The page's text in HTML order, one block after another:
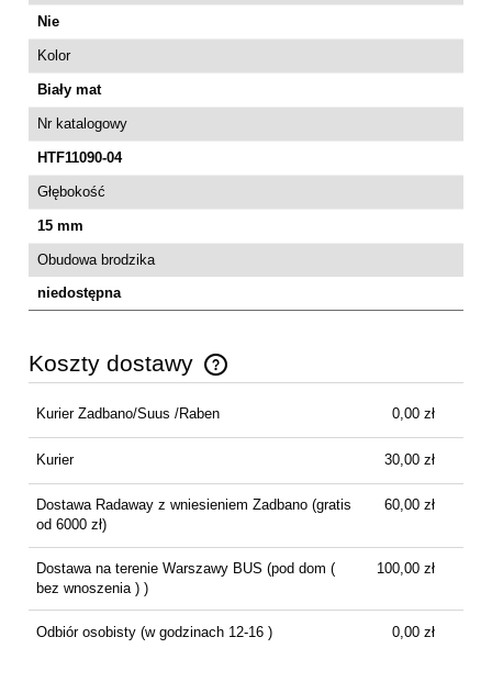
Nie
Kolor
Biały mat
Nr katalogowy
HTF11090-04
Głębokość
15 mm
Obudowa brodzika
niedostępna
Koszty dostawy
Cena nie zawiera ewentualnych kosztów płatności
Kurier Zadbano/Suus /Raben 0,00 zł
Kurier 30,00 zł
Dostawa Radaway z wniesieniem Zadbano(gratis
od 6000 zł)
60,00 zł
Dostawa na terenie Warszawy BUS (pod dom (
bez wnoszenia ) )
100,00 zł
Odbiór osobisty(w godzinach 12-16 ) 0,00 zł